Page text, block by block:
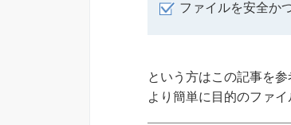
ファイルを安全か
という方はこの記事を
より簡単に目的のファ